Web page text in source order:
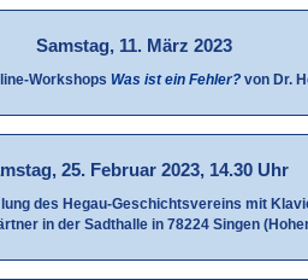
Samstag, 11. März 2023
Workshops Was ist ein Fehler?von Dr.
25. Februar 2023, 14.30 Uhr
des Hegau-Geschichtsvereins mit
in der Sadthalle in 78224 Singen